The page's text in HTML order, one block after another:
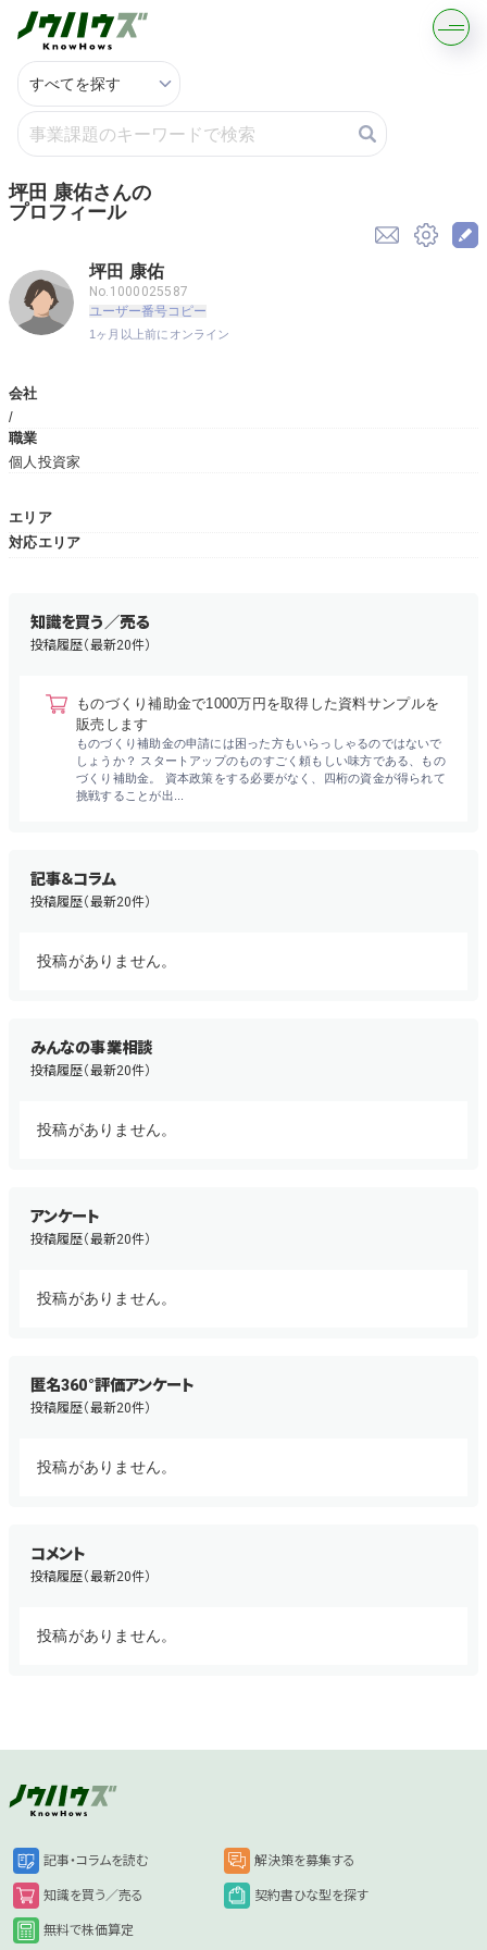
記事・コラムを読む
契約書ひな型を探す
ちょこっと相談とは？
ログイン
坪田 康佑さんの
プロフィール
坪田 康佑
No.1000025587
ユーザー番号コピー
1ヶ月以上前にオンライン
会社
/
職業
個人投資家
エリア
対応エリア
知識を買う／売る
投稿履歴（最新20件）
ものづくり補助金で1000万円を取得した資料サンプルを
販売します
ものづくり補助金の申請には困った方もいらっしゃるのではないで
しょうか？ スタートアップのものすごく頼もしい味方である、もの
づくり補助金。 資本政策をする必要がなく、四桁の資金が得られて
挑戦することが出...
記事＆コラム
投稿履歴（最新20件）
投稿がありません。
みんなの事業相談
投稿履歴（最新20件）
投稿がありません。
アンケート
投稿履歴（最新20件）
投稿がありません。
匿名360°評価アンケート
投稿履歴（最新20件）
投稿がありません。
コメント
投稿履歴（最新20件）
投稿がありません。
記事・コラムを読む 解決策を募集する
知識を買う／売る 契約書ひな型を探す
無料で株価算定